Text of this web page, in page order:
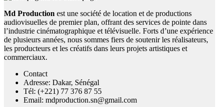
Md Production est une société de location et de productions
audiovisuelles de premier plan, offrant des services de pointe dans
l’industrie cinématographique et télévisuelle. Forts d’une expérience
de plusieurs années, nous sommes fiers de soutenir les réalisateurs,
les producteurs et les créatifs dans leurs projets artistiques et
commerciaux.
Contact
Adresse: Dakar, Sénégal
Tél: (+221) 77 376 87 55
Email: mdproduction.sn@gmail.com